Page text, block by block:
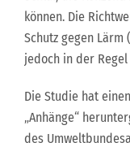
können. Die
Schutz gegen Lärm
jedoch in der
Die Studie hat
„Anhänge“
des